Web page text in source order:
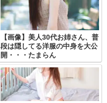
【画像】美人30代お姉さん、普
段は隠してる洋服の中身を大公
開・・・たまらん